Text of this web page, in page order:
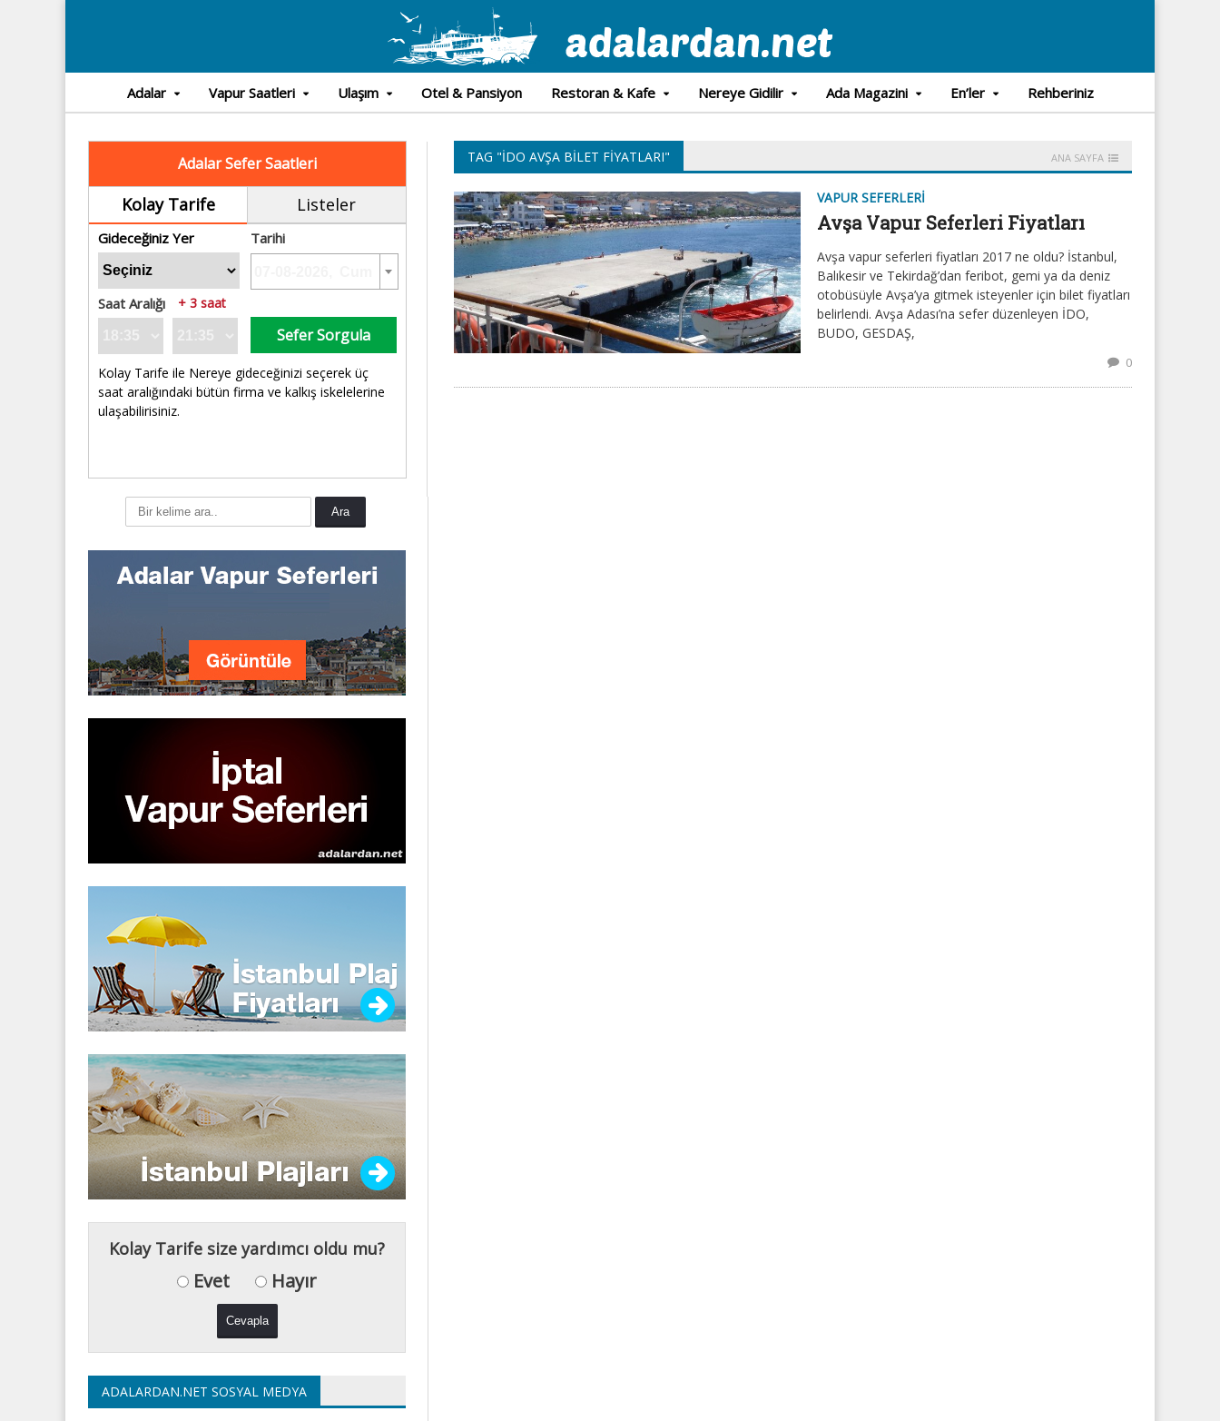
Adalar Vapur Saatleri Ulaşım Otel & Pansiyon Restoran & Kafe Nereye Gidilir Ada Magazini En’ler Rehberiniz
Adalar Sefer Saatleri
Kolay Tarife Listeler
Gideceğiniz Yer Tarihi
Saat Aralığı + 3 saat
Sefer Sorgula
Kolay Tarife ile Nereye gideceğinizi seçerek üç
saat aralığındaki bütün firma ve kalkış iskelelerine
ulaşabilirisiniz.
TAG "İDO AVŞA BILET FIYATLARI" ANA SAYFA
VAPUR SEFERLERI
Avşa Vapur Seferleri Fiyatları
Avşa vapur seferleri fiyatları 2017 ne oldu? İstanbul,
Balıkesir ve Tekirdağ’dan feribot, gemi ya da deniz
otobüsüyle Avşa’ya gitmek isteyenler için bilet fiyatları
belirlendi. Avşa Adası’na sefer düzenleyen İDO,
BUDO, GESDAŞ,
0
Kolay Tarife size yardımcı oldu mu?
Evet Hayır
ADALARDAN.NET SOSYAL MEDYA